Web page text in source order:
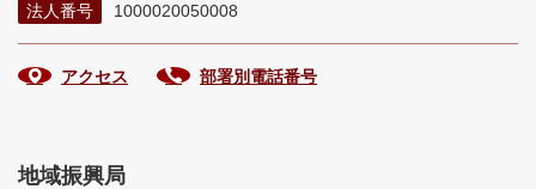
法人番号
1000020050008
アクセス 部署別電話番号
地域振興局